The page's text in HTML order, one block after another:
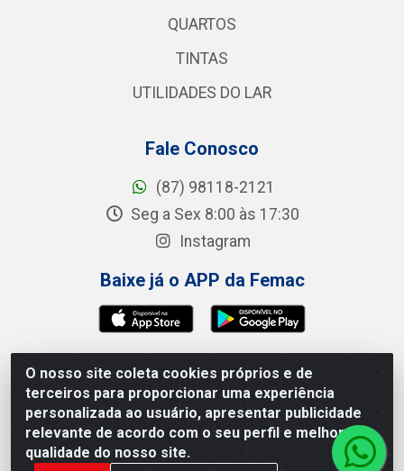
O nosso site coleta cookies próprios e de
terceiros para proporcionar uma experiência
personalizada ao usuário, apresentar publicidade
relevante de acordo com o seu perfil e melhorar a
qualidade do nosso site.
QUARTOS
TINTAS
UTILIDADES DO LAR
Fale Conosco
(87) 98118-2121
Seg a Sex 8:00 às 17:30
Instagram
Baixe já o APP da Femac
Femac Distribuidora - 1a Travessa Siqueira Campos,
100 - Centro, Brejão/PE - CEP 55.325-000 - CNPJ
09.266.030/0001-19